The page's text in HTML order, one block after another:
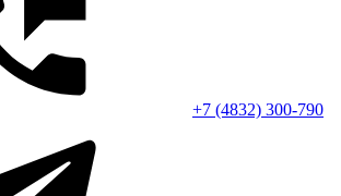
+7 (4832) 300-790